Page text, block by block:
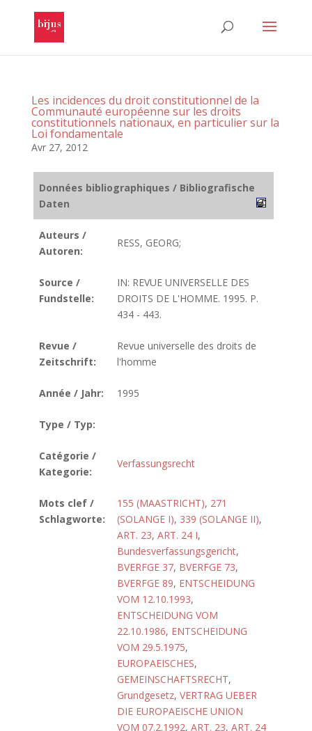
Les incidences du droit constitutionnel de la
Communauté européenne sur les droits
constitutionnels nationaux, en particulier sur la
Loi fondamentale
Avr 27, 2012
Données bibliographiques / Bibliografische
Daten
Auteurs /
Autoren:
RESS, GEORG;
Source /
Fundstelle:
IN: REVUE UNIVERSELLE DES
DROITS DE L'HOMME. 1995. P.
434 - 443.
Revue /
Zeitschrift:
Revue universelle des droits de
l'homme
Année / Jahr: 1995
Type / Typ:
Catégorie /
Kategorie:
Verfassungsrecht
Mots clef /
Schlagworte:
155 (MAASTRICHT), 271
(SOLANGE I), 339 (SOLANGE II),
ART. 23, ART. 24 I,
Bundesverfassungsgericht,
BVERFGE 37, BVERFGE 73,
BVERFGE 89, ENTSCHEIDUNG
VOM 12.10.1993,
ENTSCHEIDUNG VOM
22.10.1986, ENTSCHEIDUNG
VOM 29.5.1975,
EUROPAEISCHES,
GEMEINSCHAFTSRECHT,
Grundgesetz, VERTRAG UEBER
DIE EUROPAEISCHE UNION
VOM 07.2.1992, ART. 23, ART. 24